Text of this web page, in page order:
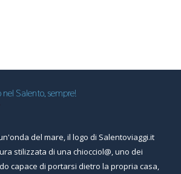
Salento, sempre!
del mare, il logo di Salentoviaggi.it
stilizzata di una chiocciol@, uno dei
capace di portarsi dietro la propria casa,